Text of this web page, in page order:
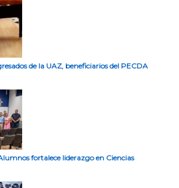
de la UAZ, beneficiarios del PECDA
fortalece liderazgo en Ciencias